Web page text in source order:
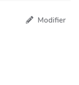
Modifier